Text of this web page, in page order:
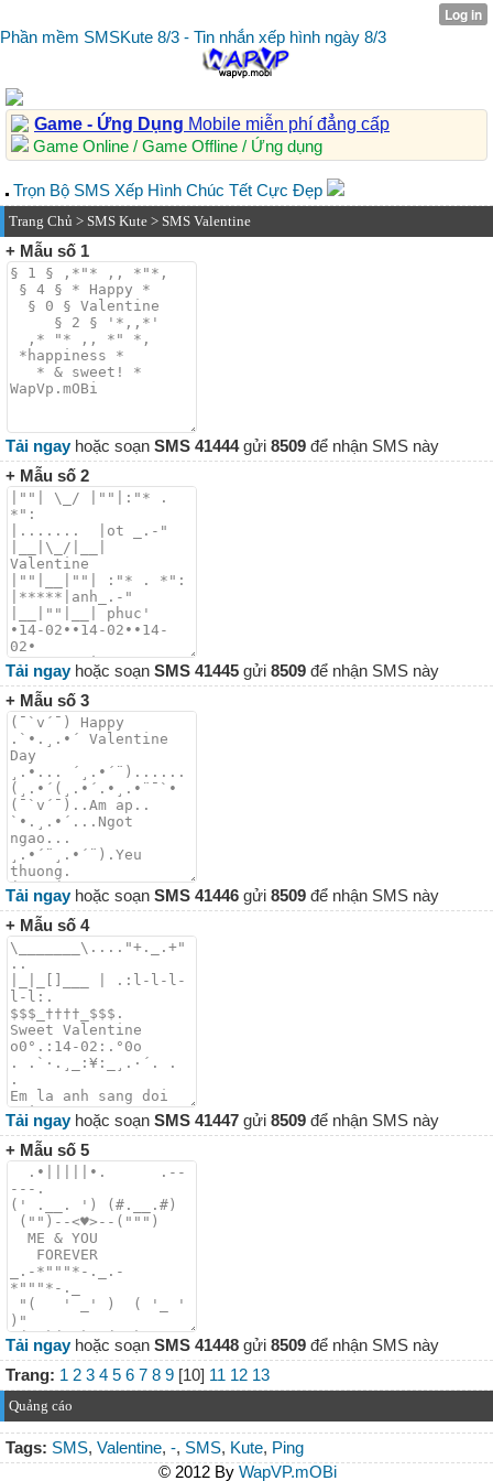
Phần mềm SMSKute 8/3 - Tin nhắn xếp hình ngày 8/3
Game - Ứng Dụng Mobile miễn phí đẳng cấp
Game Online / Game Offline / Ứng dụng
Trọn Bộ SMS Xếp Hình Chúc Tết Cực Đẹp
Trang Chủ > SMS Kute > SMS Valentine
+ Mẫu số 1
Tải ngayhoặc soạn SMS 41444gửi 8509 để nhận SMS này
+ Mẫu số 2
Tải ngayhoặc soạn SMS 41445 gửi 8509 để nhận SMS này
+ Mẫu số 3
Tải ngayhoặc soạn SMS 41446 gửi 8509 để nhận SMS này
+ Mẫu số 4
Tải ngayhoặc soạn SMS 41447 gửi 8509 để nhận SMS này
+ Mẫu số 5
Tải ngayhoặc soạn SMS 41448 gửi 8509 để nhận SMS này
Trang: 1 2 3 4 5 6 7 8 9 [10] 11 12 13
Quảng cáo
Tags: SMS, Valentine, -, SMS, Kute, Ping
© 2012 By WapVP.mOBi